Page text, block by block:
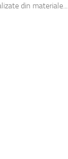
din materiale...